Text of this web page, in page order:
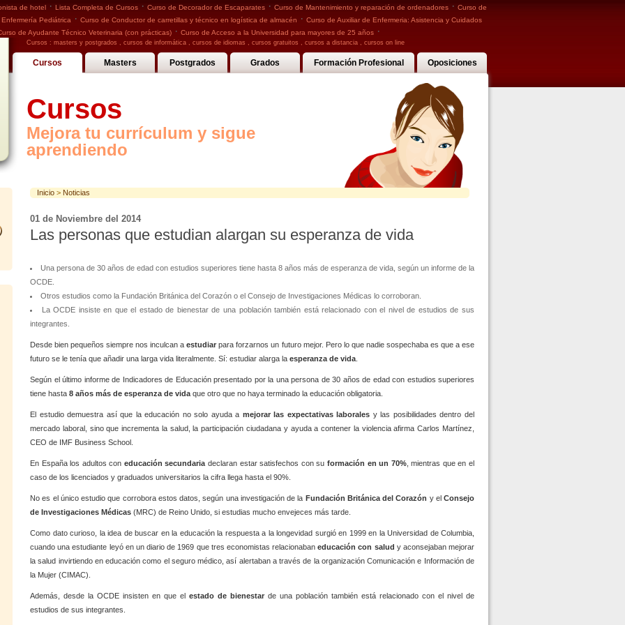
de hotel · Lista Completa de Cursos · Curso de Decorador de Escaparates · Curso de Mantenimiento y reparación de ordenadores · Curso de
Pediátrica · Curso de Conductor de carretillas y técnico en logística de almacén · Curso de Auxiliar de Enfermeria: Asistencia y Cuidados
de Ayudante Técnico Veterinaria (con prácticas)· Curso de Acceso a la Universidad para mayores de 25 años·
Cursos : masters y postgrados , cursos de informática , cursos de idiomas , cursos gratuitos , cursos a distancia , cursos on line
Cursos Masters Postgrados Grados Formación Profesional Oposiciones
Cursos
Mejora tu currículum y sigue
aprendiendo
Inicio > Noticias
01 de Noviembre del 2014
Las personas que estudian alargan su esperanza de vida
Una persona de 30 años de edad con estudios superiores tiene hasta 8 años más de esperanza de vida, según un informe de la
OCDE.
Otros estudios como la Fundación Británica del Corazón o el Consejo de Investigaciones Médicas lo corroboran.
La OCDE insiste en que el estado de bienestar de una población también está relacionado con el nivel de estudios de sus
integrantes.
Desde bien pequeños siempre nos inculcan aestudiar para forzarnos un futuro mejor. Pero lo que nadie sospechaba es que a ese
futuro se le tenía que añadir una larga vida literalmente. Sí: estudiar alarga la esperanza de vida
Según el último informe de Indicadores de Educación presentado por la una persona de 30 años de edad con estudios superiores
tiene hasta 8 años más de esperanza de vida que otro que no haya terminado la educación obligatoria.
El estudio demuestra así que la educación no solo ayuda a mejorar las expectativas laborales y las posibilidades dentro del
mercado laboral, sino que incrementa la salud, la participación ciudadana y ayuda a contener la violencia afirma Carlos Martínez,
CEO de IMF Business School.
En España los adultos con educación secundaria declaran estar satisfechos con su formación en un 70%, mientras que en el
caso de los licenciados y graduados universitarios la cifra llega hasta el 90%.
No es el único estudio que corrobora estos datos, según una investigación de la Fundación Británica del Corazón y elConsejo
de Investigaciones Médicas (MRC) de Reino Unido, si estudias mucho envejeces más tarde.
Como dato curioso, la idea de buscar en la educación la respuesta a la longevidad surgió en 1999 en la Universidad de Columbia,
cuando una estudiante leyó en un diario de 1969 que tres economistas relacionaban educación con salud y aconsejaban mejorar
la salud invirtiendo en educación como el seguro médico, así alertaban a través de la organización Comunicación e Información de
la Mujer (CIMAC).
Además, desde la OCDE insisten en que el estado de bienestar de una población también está relacionado con el nivel de
estudios de sus integrantes.